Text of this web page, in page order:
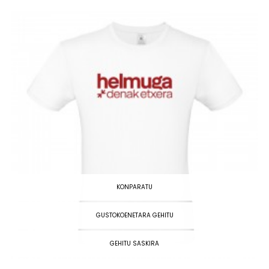
KONPARATU
GUSTOKOENETARA GEHITU
GEHITU SASKIRA